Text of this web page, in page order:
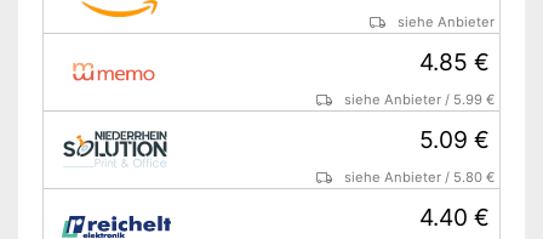
siehe Anbieter
4.85 €
siehe Anbieter / 5.99 €
5.09 €
siehe Anbieter / 5.80 €
4.40 €